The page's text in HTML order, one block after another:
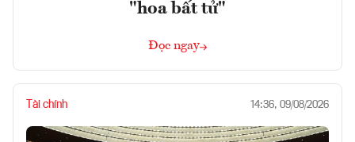
"hoa bất tử"
Đọc ngay
Tài chính 14:36, 09/08/2026